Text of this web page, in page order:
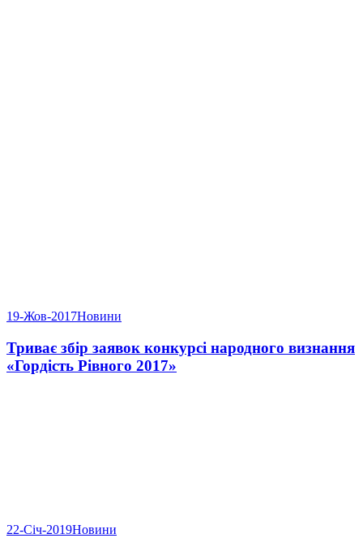
19-Жов-2017Новини
Триває збір заявок конкурсі народного визнання
«Гордість Рівного 2017»
22-Січ-2019Новини